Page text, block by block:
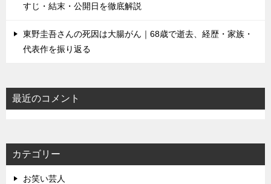
すじ・結末・公開日を徹底解説
東野圭吾さんの死因は大腸がん｜68歳で逝去、経歴・家族・
代表作を振り返る
最近のコメント
カテゴリー
お笑い芸人